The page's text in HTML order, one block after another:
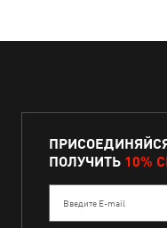
ПОЛУЧИТЬ 10%
Введите E-mail